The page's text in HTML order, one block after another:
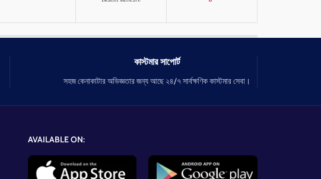
কাস্টমার সাপোর্ট
সহজ কেনাকাটার অভিজ্ঞতার জন্য আছে ২৪/৭ সার্বক্ষণিক কাস্টমার সেবা।
AVAILABLE ON: